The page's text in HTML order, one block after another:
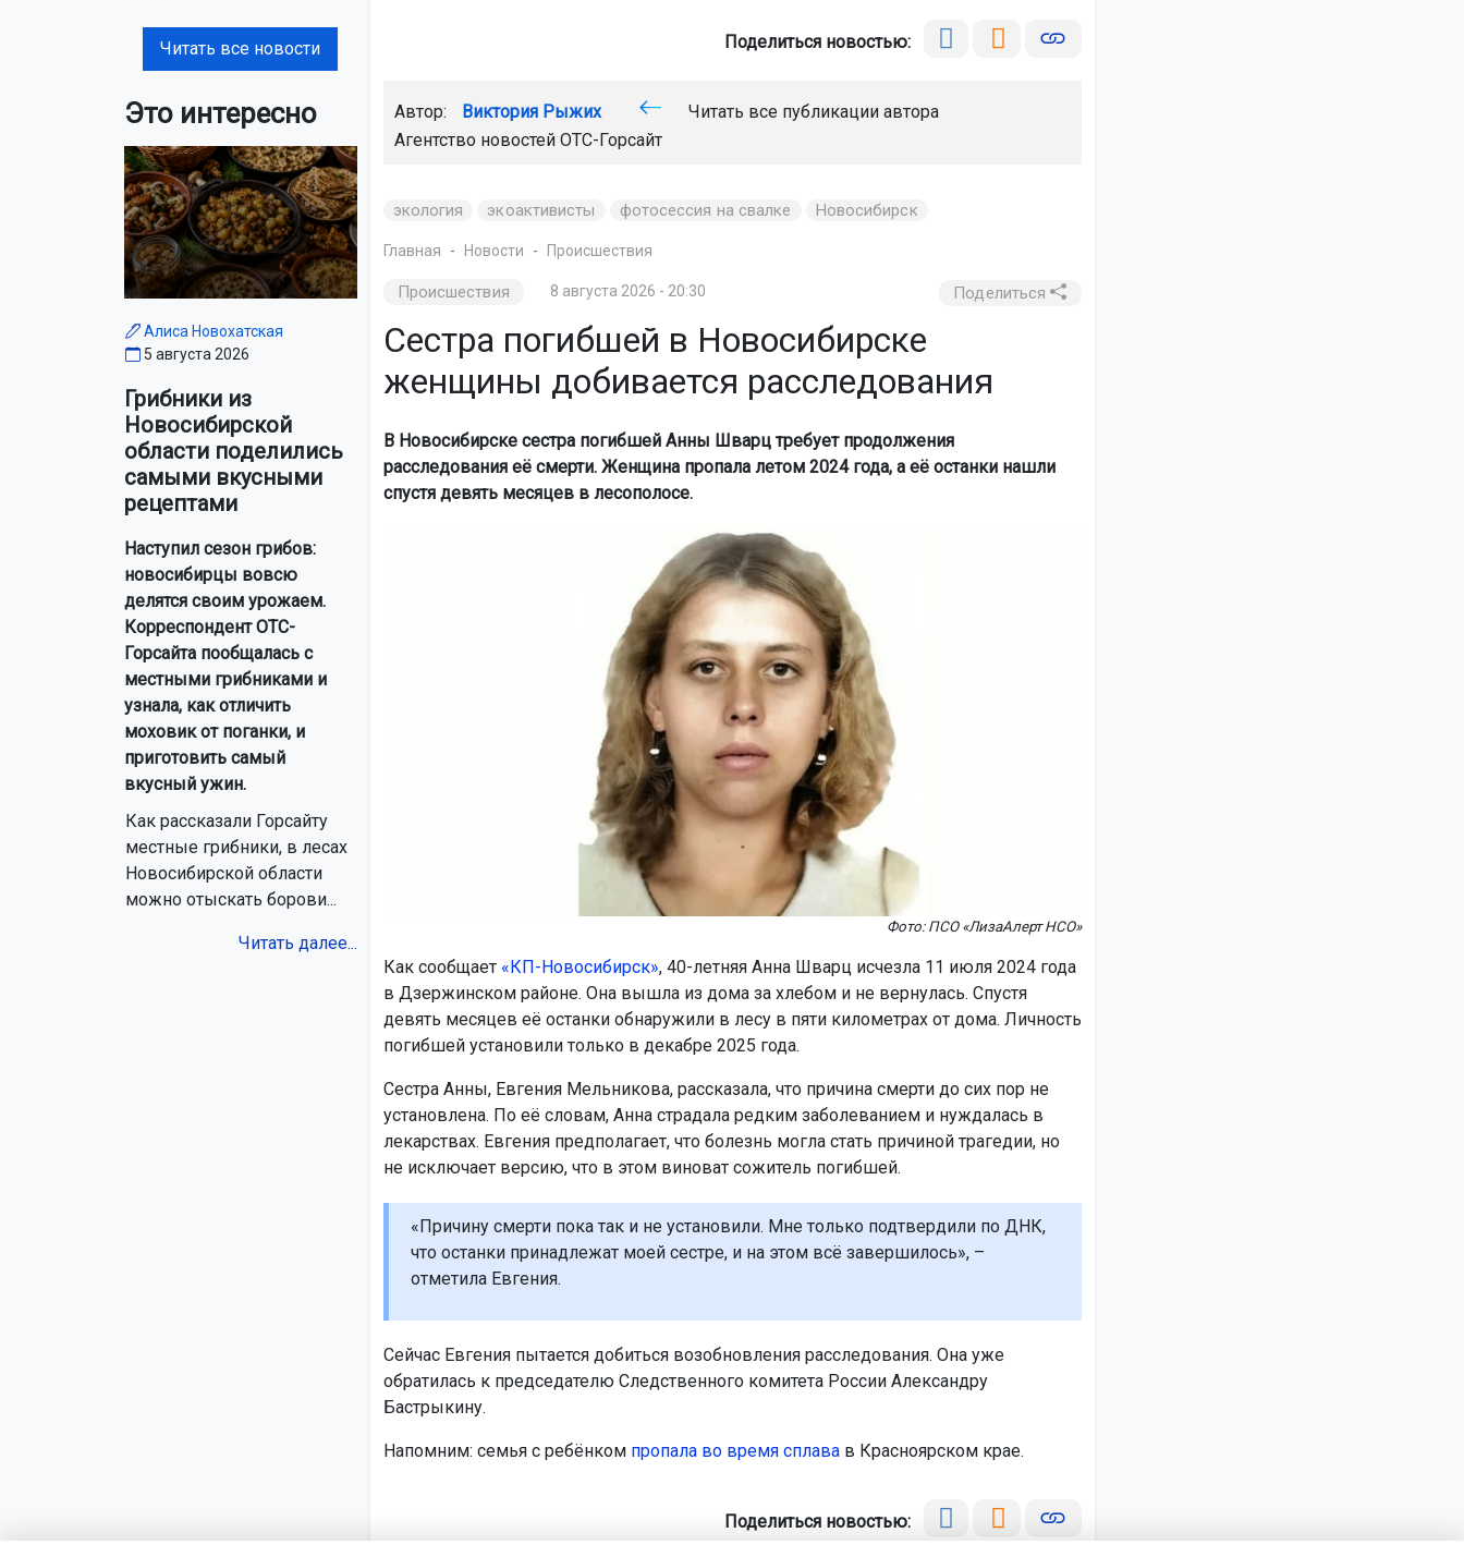
Читать все новости
Это интересно
Алиса Новохатская
5 августа 2026
Грибники из
Новосибирской
области поделились
самыми вкусными
рецептами
Наступил сезон грибов:
новосибирцы вовсю
делятся своим урожаем.
Корреспондент ОТС-
Горсайта пообщалась с
местными грибниками и
узнала, как отличить
моховик от поганки, и
приготовить самый
вкусный ужин.
Как рассказали Горсайту
местные грибники, в лесах
Новосибирской области
можно отыскать борови...
Читать далее...
Поделиться новостью:
Автор: Виктория Рыжих
Читать все публикации автора
Агентство новостей ОТС-Горсайт
экология экоактивисты фотосессия на свалке Новосибирск
Главная Новости Происшествия
Происшествия 8 августа 2026 - 20:30 Поделиться
Сестра погибшей в Новосибирске
женщины добивается расследования
В Новосибирске сестра погибшей Анны Шварц требует продолжения
расследования её смерти. Женщина пропала летом 2024 года, а её останки нашли
спустя девять месяцев в лесополосе.
Фото: ПСО «ЛизаАлерт НСО»
Как сообщает «КП-Новосибирск», 40-летняя Анна Шварц исчезла 11 июля 2024 года
в Дзержинском районе. Она вышла из дома за хлебом и не вернулась. Спустя
девять месяцев её останки обнаружили в лесу в пяти километрах от дома. Личность
погибшей установили только в декабре 2025 года.
Сестра Анны, Евгения Мельникова, рассказала, что причина смерти до сих пор не
установлена. По её словам, Анна страдала редким заболеванием и нуждалась в
лекарствах. Евгения предполагает, что болезнь могла стать причиной трагедии, но
не исключает версию, что в этом виноват сожитель погибшей.
«Причину смерти пока так и не установили. Мне только подтвердили по ДНК,
что останки принадлежат моей сестре, и на этом всё завершилось», –
отметила Евгения.
Сейчас Евгения пытается добиться возобновления расследования. Она уже
обратилась к председателю Следственного комитета России Александру
Бастрыкину.
Напомним: семья с ребёнком пропала во время сплавав Красноярском крае.
Поделиться новостью: